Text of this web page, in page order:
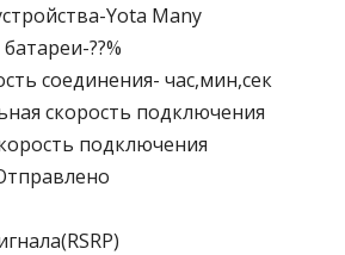
Yota Many
??%
соединения- час,мин,сек
скорость подключения
подключения